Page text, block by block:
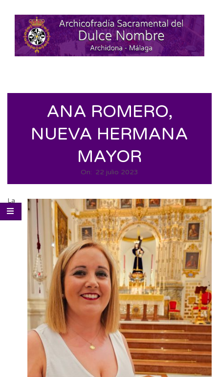
content
ANA ROMERO,
NUEVA HERMANA
MAYOR
On: 22 julio 2023
La